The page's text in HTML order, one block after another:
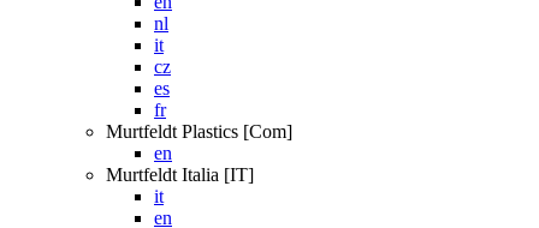
nl
it
cz
es
fr
Murtfeldt Plastics [Com]
en
Murtfeldt Italia [IT]
it
en